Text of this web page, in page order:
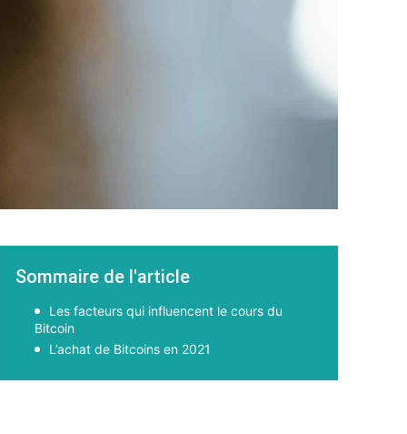
Sommaire de l'article
Les facteurs qui influencent le cours du
Bitcoin
L’achat de Bitcoins en 2021